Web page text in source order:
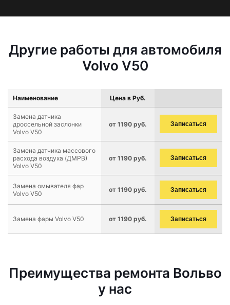
Другие работы для автомобиля
Volvo V50
Наименование Цена в Руб.
Замена датчика
дроссельной заслонки
Volvo V50
от 1190 руб. Записаться
Замена датчика массового
расхода воздуха (ДМРВ)
Volvo V50
от 1190 руб. Записаться
Замена омывателя фар
Volvo V50
от 1190 руб. Записаться
Замена фары Volvo V50 от 1190 руб. Записаться
Преимущества ремонта Вольво
у нас